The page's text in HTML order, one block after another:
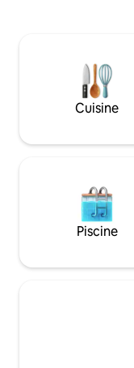
un cadeau. Au
le chrysanthème
cléthre du Japon,
et barbecue,
dans les feuillages
feu de camp dans
en hiver, un sauna
avec du bois de
au froid et à la
Hwangto House est
maison en loess
matures + loess +
Cuisine
Piscine